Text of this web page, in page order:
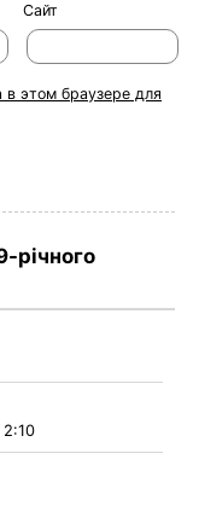
Сайт
в этом браузере для
річного